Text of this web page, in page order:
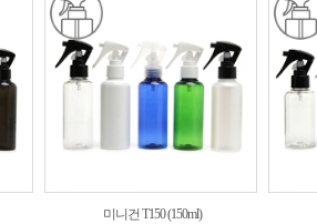
미니건 T150 (150ml)